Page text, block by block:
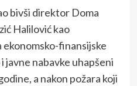
bivši direktor Doma
Halilović kao
ekonomsko-finansijske
javne nabavke uhapšeni
a nakon požara koji